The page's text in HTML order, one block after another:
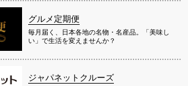
グルメ定期便
毎月届く、日本各地の名物・名産品。「美味し
い」で生活を変えませんか？
ジャパネットクルーズ